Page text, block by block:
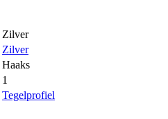
Zilver
Zilver
Haaks
1
Tegelprofiel